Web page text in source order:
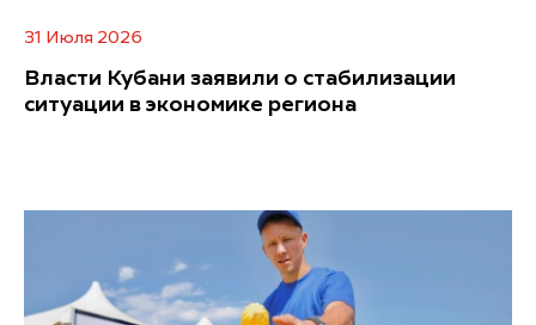
31 Июля 2026
Власти Кубани заявили о стабилизации
ситуации в экономике региона